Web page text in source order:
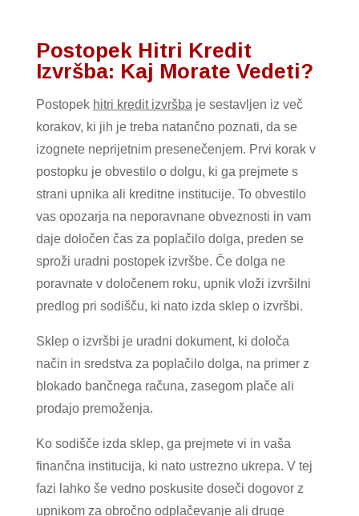
Postopek Hitri Kredit
Izvršba: Kaj Morate Vedeti?
Postopek hitri kredit izvršba je sestavljen iz več
korakov, ki jih je treba natančno poznati, da se
izognete neprijetnim presenečenjem. Prvi korak v
postopku je obvestilo o dolgu, ki ga prejmete s
strani upnika ali kreditne institucije. To obvestilo
vas opozarja na neporavnane obveznosti in vam
daje določen čas za poplačilo dolga, preden se
sproži uradni postopek izvršbe. Če dolga ne
poravnate v določenem roku, upnik vloži izvršilni
predlog pri sodišču, ki nato izda sklep o izvršbi.
Sklep o izvršbi je uradni dokument, ki določa
način in sredstva za poplačilo dolga, na primer z
blokado bančnega računa, zasegom plače ali
prodajo premoženja.
Ko sodišče izda sklep, ga prejmete vi in vaša
finančna institucija, ki nato ustrezno ukrepa. V tej
fazi lahko še vedno poskusite doseči dogovor z
upnikom za obročno odplačevanje ali druge